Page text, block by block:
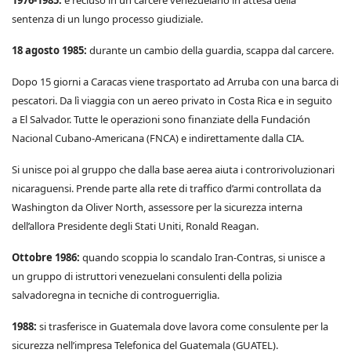
sentenza di un lungo processo giudiziale.
18 agosto 1985: durante un cambio della guardia, scappa dal carcere.
Dopo 15 giorni a Caracas viene trasportato ad Arruba con una barca di
pescatori. Da lì viaggia con un aereo privato in Costa Rica e in seguito
a El Salvador. Tutte le operazioni sono finanziate della Fundación
Nacional Cubano-Americana (FNCA) e indirettamente dalla CIA.
Si unisce poi al gruppo che dalla base aerea aiuta i controrivoluzionari
nicaraguensi. Prende parte alla rete di traffico d’armi controllata da
Washington da Oliver North, assessore per la sicurezza interna
dell’allora Presidente degli Stati Uniti, Ronald Reagan.
Ottobre 1986: quando scoppia lo scandalo Iran-Contras, si unisce a
un gruppo di istruttori venezuelani consulenti della polizia
salvadoregna in tecniche di controguerriglia.
1988: si trasferisce in Guatemala dove lavora come consulente per la
sicurezza nell’impresa Telefonica del Guatemala (GUATEL).